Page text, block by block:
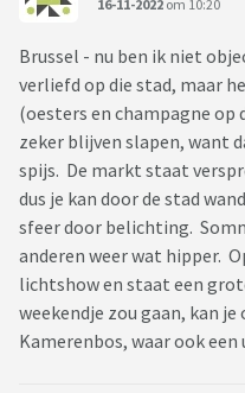
16-11-2022 om 10:20
Brussel - nu ben ik niet
verliefd op die stad, maar
(oesters en champagne
zeker blijven slapen, want
spijs. De markt staat
dus je kan door de stad
sfeer door belichting.
anderen weer wat hipper.
lichtshow en staat een
weekendje zou gaan, kan
Kamerenbos, waar ook